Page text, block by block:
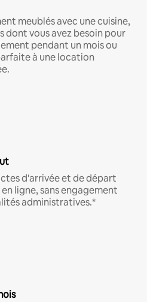
meublés avec une cuisine,
dont vous avez besoin pour
pendant un mois ou
à une location
d'arrivée et de départ
ligne, sans engagement
administratives.*